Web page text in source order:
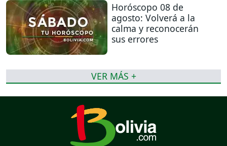
Horóscopo 08 de
agosto: Volverá a la
calma y reconocerán
sus errores
VER MÁS +